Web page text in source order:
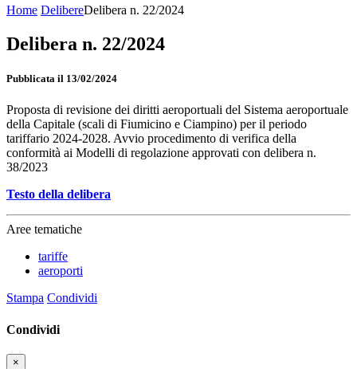
Home DelibereDelibera n. 22/2024
Delibera n. 22/2024
Pubblicata il 13/02/2024
Proposta di revisione dei diritti aeroportuali del Sistema aeroportuale
della Capitale (scali di Fiumicino e Ciampino) per il periodo
tariffario 2024-2028. Avvio procedimento di verifica della
conformità ai Modelli di regolazione approvati con delibera n.
38/2023
Testo della delibera
Aree tematiche
tariffe
aeroporti
Stampa Condividi
Condividi
×